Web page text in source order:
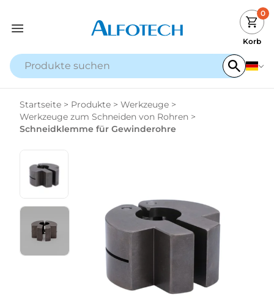
0
Korb
Startseite > Produkte > Werkzeuge >
Werkzeuge zum Schneiden von Rohren >
Schneidklemme für Gewinderohre